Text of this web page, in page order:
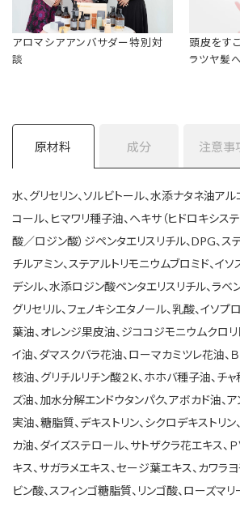
アロマシアアンバサダー特別対
談
頭皮をす
ラツヤ髪へ
原材料 成分 注意事
水、グリセリン、ソルビトール、水添ナタネ油ア
コール、ヒマワリ種子油、ヘキサ（ヒドロキシス
酸／ロジン酸）ジペンタエリスリチル、DPG、ス
チルアミン、ステアルトリモニウムブロミド、イ
デシル、水添ロジン酸ペンタエリスリチル、ラベ
グリセリル、フェノキシエタノール、乳酸、イソプ
葉油、オレンジ果皮油、ジココジモニウムクロリ
イ油、ダマスクバラ花油、ローマカミツレ花油、
核油、グリチルリチン酸２K、ホホバ種子油、チャ
ズ油、加水分解エンドウタンパク、アボカド油、
実油、糖脂質、デキストリン、シクロデキストリン
カ油、ダイズステロール、サトザクラ花エキス、
キス、サガラメエキス、セージ葉エキス、カワラ
ビン酸、スフィンゴ糖脂質、リンゴ酸、ローズマ